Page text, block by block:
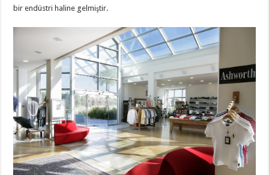
bir endüstri haline gelmiştir.